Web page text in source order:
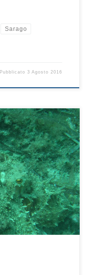
Sarago
Pubblicato3 Agosto 2016
Questo mollusco,
qualsiasi profondità, ma
di riuscire a vederlo;
capacità
Il […]